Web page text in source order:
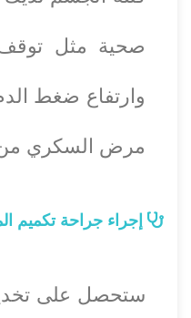
صحية مثل توقف
وارتفاع ضغط
مرض السكري من
إجراء جراحة تكميم
ستحصل على